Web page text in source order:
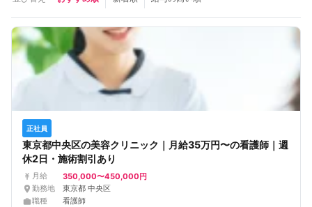
正社員
東京都中央区の美容クリニック｜月給35万円〜の看護師｜週
休2日・施術割引あり
月給 350,000〜450,000円
勤務地
東京都 中央区
職種
看護師